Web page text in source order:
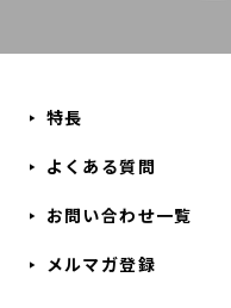
特長
よくある質問
お問い合わせ一覧
メルマガ登録